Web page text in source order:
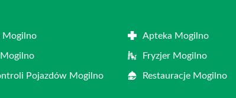
Mogilno Apteka Mogilno
Fryzjer Mogilno
Pojazdów Mogilno Restauracje Mogilno